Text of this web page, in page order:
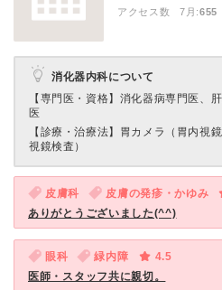
アクセス数 7月:655
消化器内科について
【専門医・資格】 消化器病専門医、
医
【診療・治療法】 胃カメラ（胃内視
視鏡検査）
皮膚科 皮膚の発疹・かゆみ
ありがとうございました(^^)
眼科 緑内障
4.5
医師・スタッフ共に親切。